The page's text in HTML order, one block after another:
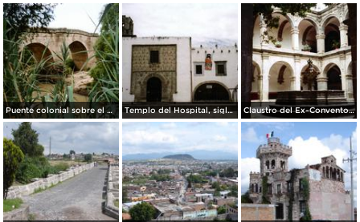
Puente colonial sobre el Río Lerma. Acámbaro, Guanajuato Templo del Hospital, siglo XVI. Acámbaro, Guanajuato Claustro del Ex-Convento de San Francisco. Siglo XVII. Acámbaro, Guanajuato